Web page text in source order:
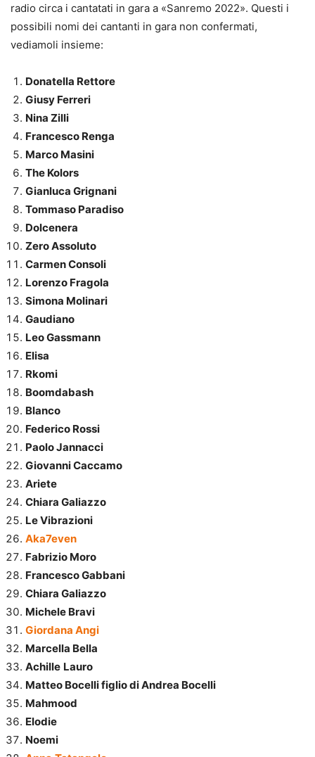
radio circa i cantatati in gara a «Sanremo 2022». Questi i
possibili nomi dei cantanti in gara non confermati,
vediamoli insieme:
Donatella Rettore
Giusy Ferreri
Nina Zilli
Francesco Renga
Marco Masini
The Kolors
Gianluca Grignani
Tommaso Paradiso
Dolcenera
Zero Assoluto
Carmen Consoli
Lorenzo Fragola
Simona Molinari
Gaudiano
Leo Gassmann
Elisa
Rkomi
Boomdabash
Blanco
Federico Rossi
Paolo Jannacci
Giovanni Caccamo
Ariete
Chiara Galiazzo
Le Vibrazioni
Aka7even
Fabrizio Moro
Francesco Gabbani
Chiara Galiazzo
Michele Bravi
Giordana Angi
Marcella Bella
Achille Lauro
Matteo Bocelli figlio di Andrea Bocelli
Mahmood
Elodie
Noemi